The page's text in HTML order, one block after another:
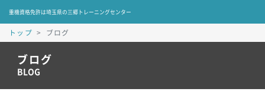
重機資格免許は埼玉県の三郷トレーニングセンター
トップ ブログ
ブログ
BLOG